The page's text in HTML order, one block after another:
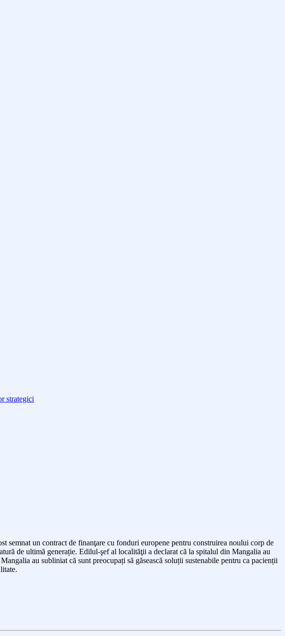
strategici
semnat un contract de finanţare cu fonduri europene pentru construirea noului corp de
de ultimă generație. Edilul-şef al localităţii a declarat că la spitalul din Mangalia au
au subliniat că sunt preocupați să găsească soluții sustenabile pentru ca pacienții